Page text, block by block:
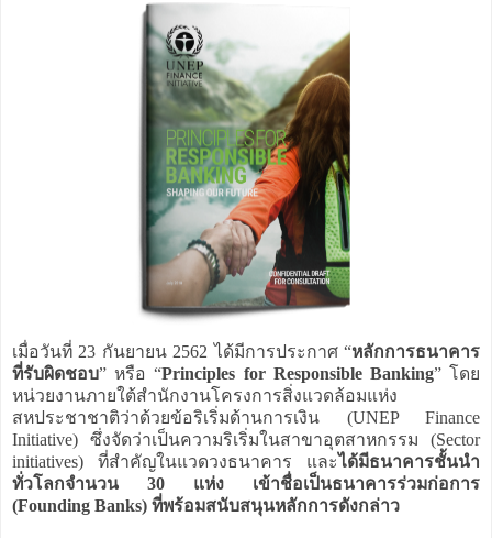
เมื่อวันที่ 23 กันยายน 2562 ได้มีการประกาศ “หลักการธนาคาร
ที่รับผิดชอบ” หรือ “Principles for Responsible Banking” โดย
หน่วยงานภายใต้สำนักงานโครงการสิ่งแวดล้อมแห่ง
สหประชาชาติว่าด้วยข้อริเริ่มด้านการเงิน (UNEP Finance
Initiative) ซึ่งจัดว่าเป็นความริเริ่มในสาขาอุตสาหกรรม (Sector
initiatives) ที่สำคัญในแวดวงธนาคาร และได้มีธนาคารชั้นนำ
ทั่วโลกจำนวน 30 แห่ง เข้าชื่อเป็นธนาคารร่วมก่อการ
(Founding Banks) ที่พร้อมสนับสนุนหลักการดังกล่าว